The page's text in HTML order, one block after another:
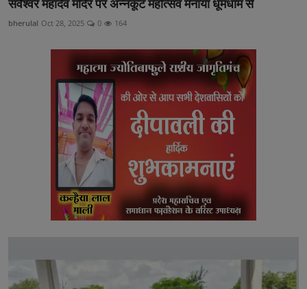
सर्वेश्वर महादेव मंदिर पर अन्नकूट महोत्सव मनाया धूमधाम से
bherulal Oct 28, 2025 0 164